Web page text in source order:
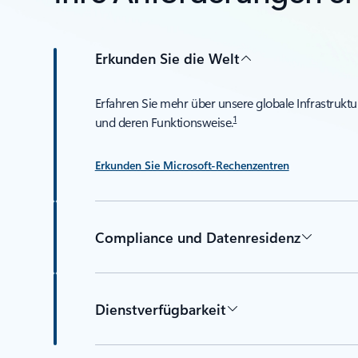
Erkunden Sie die Welt
Erfahren Sie mehr über unsere globale
und deren Funktionsweise.1
Erkunden Sie Microsoft-Rechenzentren
Compliance und Datenresidenz
Dienstverfügbarkeit